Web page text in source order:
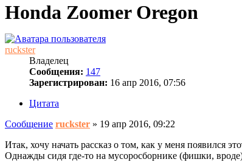
Honda Zoomer Oregon
ruckster
Владелец
Сообщения: 147
Зарегистрирован: 16 апр 2016, 07:56
Цитата
Сообщение ruckster » 19 апр 2016, 09:22
Итак, хочу начать рассказ о том, как у меня появился
Однажды сидя где-то на мусоросборнике (фишки,